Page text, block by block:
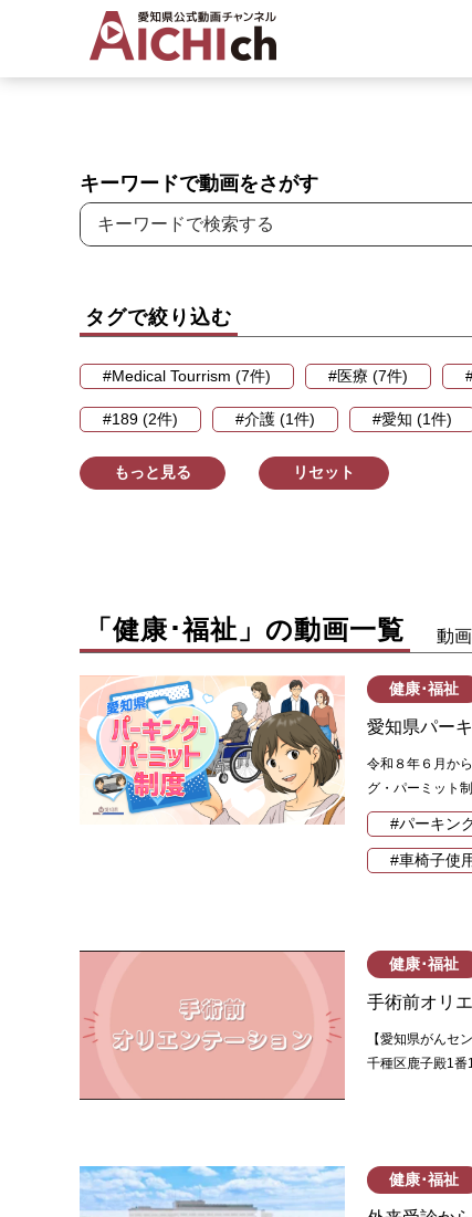
キーワードで動画をさがす
タグで絞り込む
#Medical Tourrism (7件) #医療 (7件)
#189 (2件) #介護 (1件) #愛知 (1件)
もっと見る リセット
「健康･福祉」の動画一覧 動
健康･福祉
愛知県パー
令和８年６月か
グ・パーミット
#パーキン
#車椅子使
健康･福祉
手術前オリ
【愛知県がんセ
千種区鹿子殿1
健康･福祉